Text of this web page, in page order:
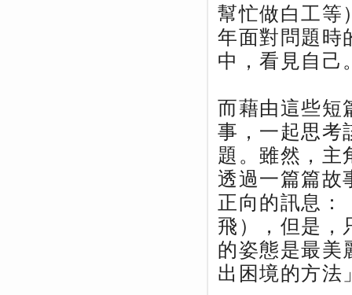
幫忙做白工等
年面對問題時
中，看見自己
而藉由這些短
事，一起思考
題。雖然，主
透過一篇篇故
正向的訊息：
飛），但是，
的姿態是最美
出困境的方法